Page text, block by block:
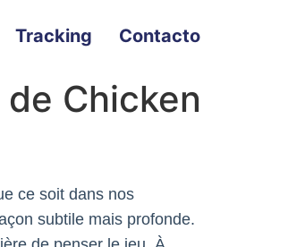
Tracking Contacto
Chicken
ce soit dans nos
subtile mais profonde.